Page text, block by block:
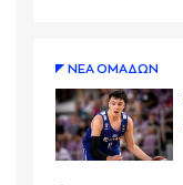
ΝΕA ΟΜAΔΩΝ